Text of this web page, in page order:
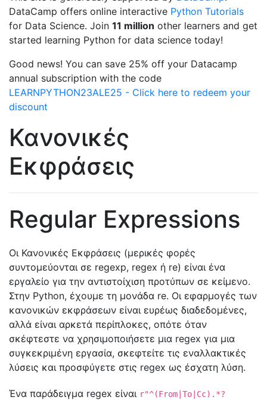
DataCamp offers online interactive Python Tutorials
for Data Science. Join 11 million other learners and get
started learning Python for data science today!
Good news! You can save 25% off your Datacamp
annual subscription with the code
LEARNPYTHON23ALE25 - Click here to redeem your
discount
Κανονικές
Εκφράσεις
Regular Expressions
Οι Κανονικές Εκφράσεις (μερικές φορές
συντομεύονται σε regexp, regex ή re) είναι ένα
εργαλείο για την αντιστοίχιση προτύπων σε κείμενο.
Στην Python, έχουμε τη μονάδα re. Οι εφαρμογές των
κανονικών εκφράσεων είναι ευρέως διαδεδομένες,
αλλά είναι αρκετά περίπλοκες, οπότε όταν
σκέφτεστε να χρησιμοποιήσετε μια regex για μια
συγκεκριμένη εργασία, σκεφτείτε τις εναλλακτικές
λύσεις και προσφύγετε στις regex ως έσχατη λύση.
Ένα παράδειγμα regex είναι r"^(From|To|Cc).*?